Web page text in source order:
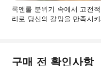
록앤롤 분위기 속에서 고전
리로 당신의 갈망을 만족시
구매 전 확인사항